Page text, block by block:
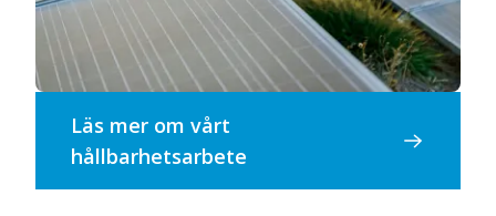
Läs mer om vårt
hållbarhetsarbete